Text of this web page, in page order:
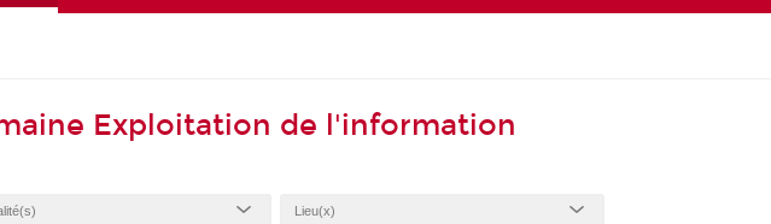
Exploitation de l'information